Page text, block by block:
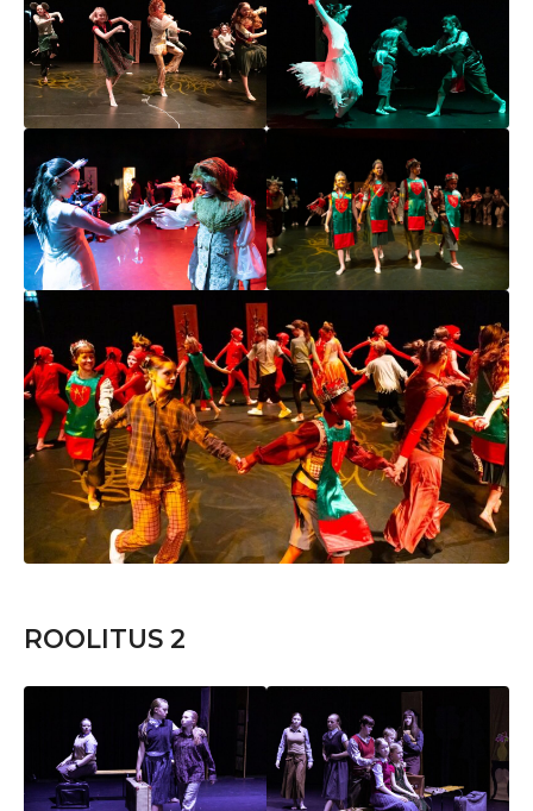
ROOLITUS 2